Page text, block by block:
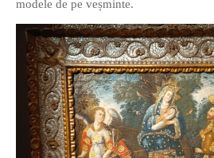
modele de pe veșminte.